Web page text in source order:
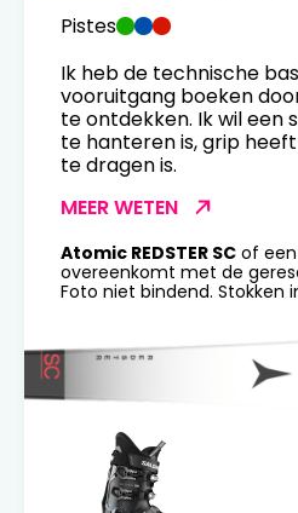
Pistes
Ik heb de technische
vooruitgang boeken
te ontdekken. Ik wil een
te hanteren is, grip
te dragen is.
MEER WETEN
Atomic REDSTER SC of
overeenkomt met de
Foto niet bindend. Stokken